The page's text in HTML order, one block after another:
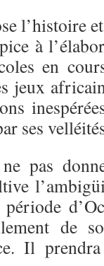
l’histoire
à
en
jeux
ses
pas
de
Il